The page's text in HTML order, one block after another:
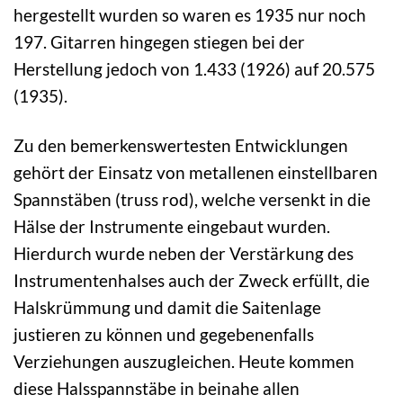
hergestellt wurden so waren es 1935 nur noch
197. Gitarren hingegen stiegen bei der
Herstellung jedoch von 1.433 (1926) auf 20.575
(1935).
Zu den bemerkenswertesten Entwicklungen
gehört der Einsatz von metallenen einstellbaren
Spannstäben (truss rod), welche versenkt in die
Hälse der Instrumente eingebaut wurden.
Hierdurch wurde neben der Verstärkung des
Instrumentenhalses auch der Zweck erfüllt, die
Halskrümmung und damit die Saitenlage
justieren zu können und gegebenenfalls
Verziehungen auszugleichen. Heute kommen
diese Halsspannstäbe in beinahe allen